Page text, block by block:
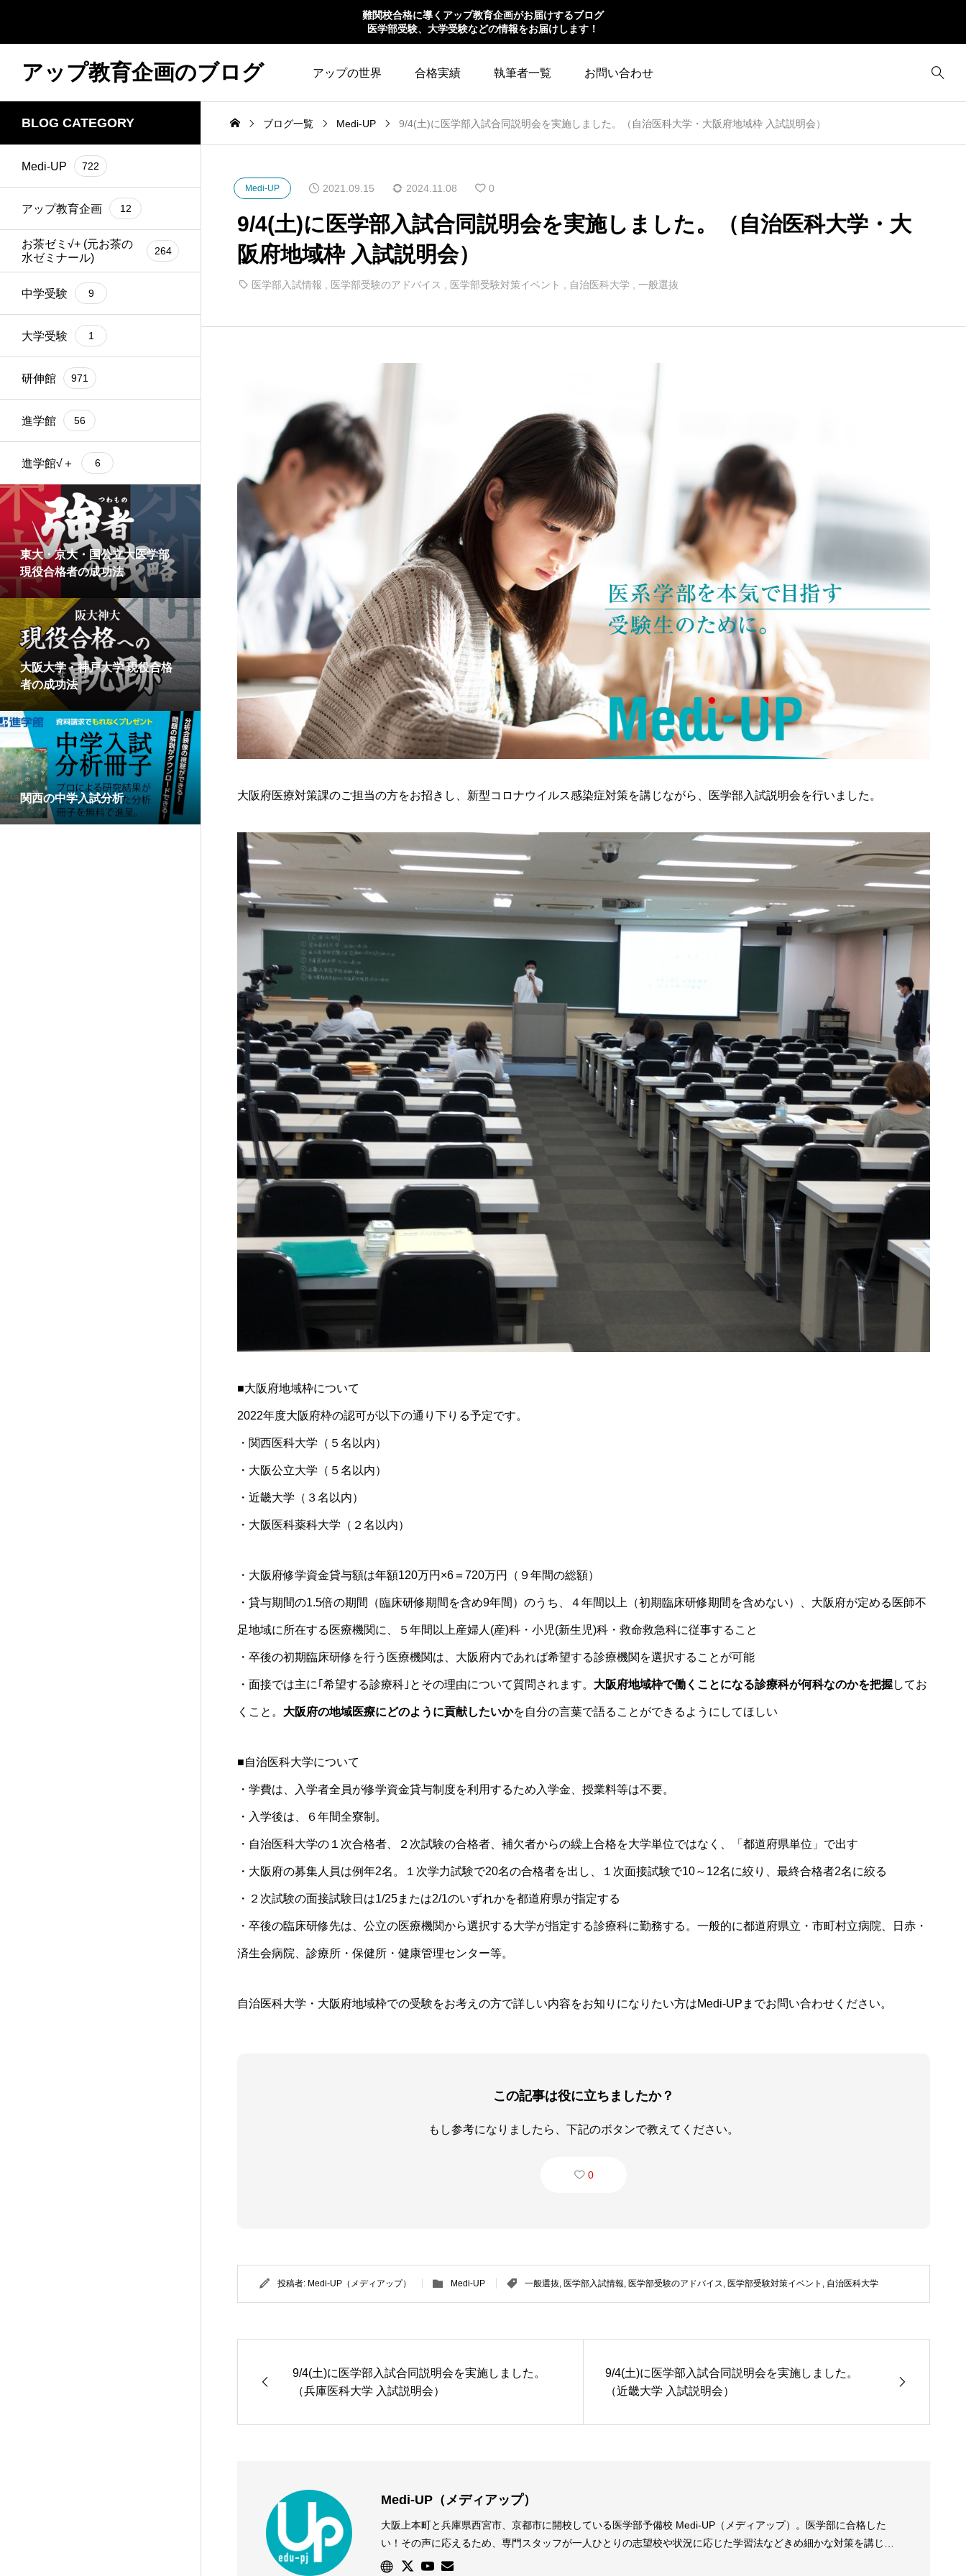
難関校合格に導くアップ教育企画がお届けするブログ
医学部受験、大学受験などの情報をお届けします！
アップ教育企画のブログ アップの世界 合格実績 執筆者一覧 お問い合わせ
BLOG CATEGORY
Medi-UP 722
アップ教育企画 12
お茶ゼミ√+ (元お茶の
水ゼミナール)
264
中学受験 9
大学受験 1
研伸館 971
進学館 56
進学館√＋ 6
東大・京大・国公立大医学部
現役合格者の成功法
大阪大学・神戸大学 現役合格
者の成功法
関西の中学入試分析
ブログ一覧 Medi-UP 9/4(土)に医学部入試合同説明会を実施しました。（自治医科大学・大阪府地域枠 入試説明会）
Medi-UP 2021.09.15 2024.11.08 0
9/4(土)に医学部入試合同説明会を実施しました。（自治医科大学・大
阪府地域枠 入試説明会）
医学部入試情報 医学部受験のアドバイス 医学部受験対策イベント 自治医科大学 一般選抜
大阪府医療対策課のご担当の方をお招きし、 新型コロナウイルス感染症対策を講じながら、医学部入試説明会を行いました。
■大阪府地域枠について
2022年度大阪府枠の認可が以下の通り下りる予定です。
・ 関西医科大学 （５名以内）
・大阪公立大学 （５名以内）
・ 近畿大学 （３名以内）
・ 大阪医科薬科大学 （２名以内）
・ 大阪府修学資金貸与額は年額120万円×6＝720万円（９年間の総額）
・貸与期間の1.5倍の期間（臨床研修期間を含め9年間）のうち、４年間以上（初期臨床研修期間を含めない）、 大阪府が定める 医師不
足地域に所在する 医療機関に、５年間以上産婦人(産)科・小児(新生児)科・救命救急科に従事すること
・卒後の初期臨床研修 を行う 医療機関は、 大阪府内であれば希望する診療機関を選択することが可能
・面接では主に｢希望する診療科｣とその理由について質問されます。 大阪府地域枠で働くことになる診療科が何科なのかを把握してお
くこと。 大阪府の地域医療にどのように貢献したいかを自分の言葉で語ることができるようにしてほしい
■自治医科大学について
・学費は、入学者全員が修学資金貸与制度を利用するため入学金、授業料等は不要。
・入学後は、６年間全寮制。
・ 自治医科大学の１次合格者、２次試験の合格者、補欠者からの繰上合格を大学単位ではなく、「 都道府県単位」で出す
・ 大阪府の募集人員は例年2名。１次学力試験で20名の合格者を出し、１次面接試験で10～12名に絞り、最終合格者2名に絞る
・２次試験の面接試験日は1/25または2/1のいずれかを都道府県が指定する
・卒後の臨床研修先は、公立の医療機関から選択する大学が指定する診療科に勤務する。一般的に都道府県立・市町村立病院、日赤・
済生会病院、診療所・保健所・健康管理センター等。
自治医科大学 ・ 大阪府地域枠での受験をお考えの方で詳しい内容をお知りになりたい方はMedi-UPまでお問い合わせください。
この記事は役に立ちましたか？
もし参考になりましたら、下記のボタンで教えてください。
0
投稿者: Medi-UP（メディアップ） Medi-UP 一般選抜 医学部入試情報 医学部受験のアドバイス 医学部受験対策イベント 自治医科大学
9/4(土)に医学部入試合同説明会を実施しました。
（兵庫医科大学 入試説明会）
9/4(土)に医学部入試合同説明会を実施しました。
（近畿大学 入試説明会）
Medi-UP（メディアップ）
大阪上本町と兵庫県西宮市、京都市に開校している医学部予備校 Medi-UP（メディアップ）。医学部に合格した
い！その声に応えるため、専門スタッフが一人ひとりの志望校や状況に応じた学習法などきめ細かな対策を講じま
す。優れた学習環境と万全のサポート体制で、個別指導授業に加え、少人数クラス授業を開講し、全ての医学部受